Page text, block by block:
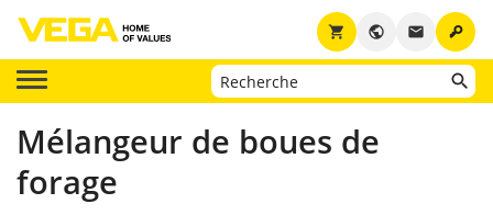
key
email
public
shopping_cart
Mélangeur de boues de
forage